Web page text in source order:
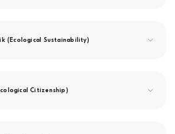
(Ecological Sustainability)
Citizenship)